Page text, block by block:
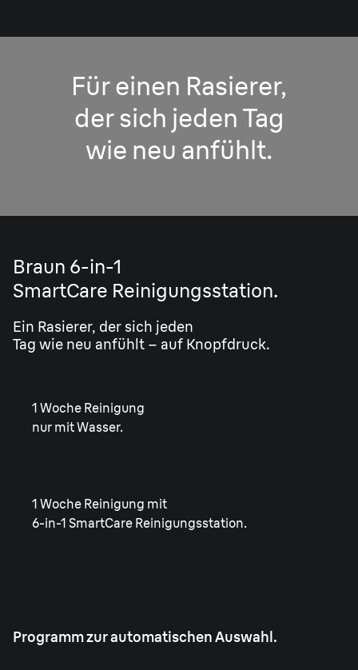
Für einen Rasierer,
der sich jeden Tag
wie neu anfühlt.
Braun 6-in-1
SmartCare Reinigungsstation.
Ein Rasierer, der sich jeden
Tag wie neu anfühlt – auf Knopfdruck.
1 Woche Reinigung
nur mit Wasser.
1 Woche Reinigung mit
6-in-1 SmartCare Reinigungsstation.
Programm zur automatischen Auswahl.